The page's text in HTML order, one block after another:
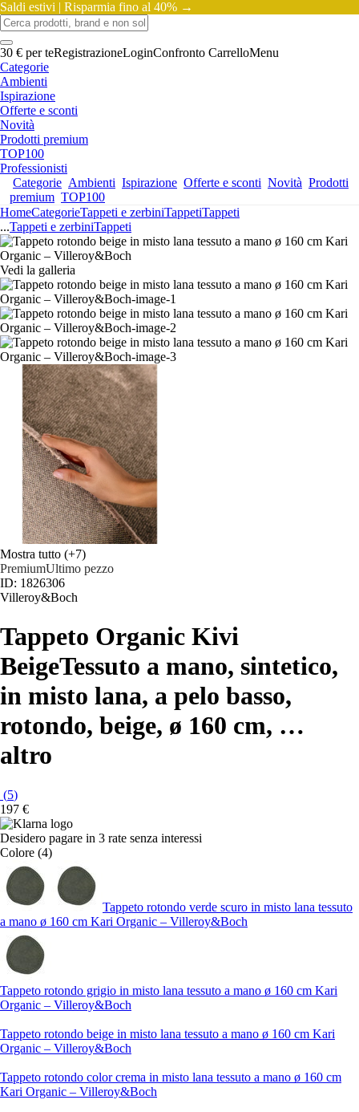
Saldi estivi | Risparmia fino al 40% →
30 € per teRegistrazioneLoginConfronto CarrelloMenu
Categorie
Ambienti
Ispirazione
Offerte e sconti
Novità
Prodotti premium
TOP100
Professionisti
Categorie Ambienti Ispirazione Offerte e sconti Novità Prodotti
premium TOP100
HomeCategorieTappeti e zerbiniTappetiTappeti
...Tappeti e zerbiniTappeti
Vedi la galleria
Mostra tutto (+7)
PremiumUltimo pezzo
ID: 1826306
Villeroy&Boch
Tappeto Organic Kivi
BeigeTessuto a mano, sintetico,
in misto lana, a pelo basso,
rotondo, beige, ø 160 cm, …
altro
(5)
197 €
Desidero pagare in 3 rate senza interessi
Colore (4)
Tappeto rotondo verde scuro in misto lana tessuto
a mano ø 160 cm Kari Organic – Villeroy&Boch
Tappeto rotondo grigio in misto lana tessuto a mano ø 160 cm Kari
Organic – Villeroy&Boch
Tappeto rotondo beige in misto lana tessuto a mano ø 160 cm Kari
Organic – Villeroy&Boch
Tappeto rotondo color crema in misto lana tessuto a mano ø 160 cm
Kari Organic – Villeroy&Boch